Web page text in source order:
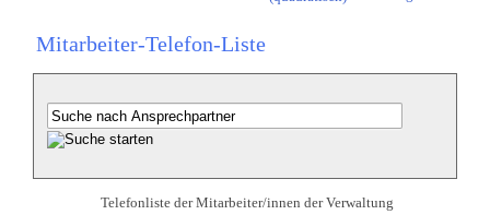
Mitarbeiter-Telefon-Liste
Telefonliste der Mitarbeiter/innen der Verwaltung